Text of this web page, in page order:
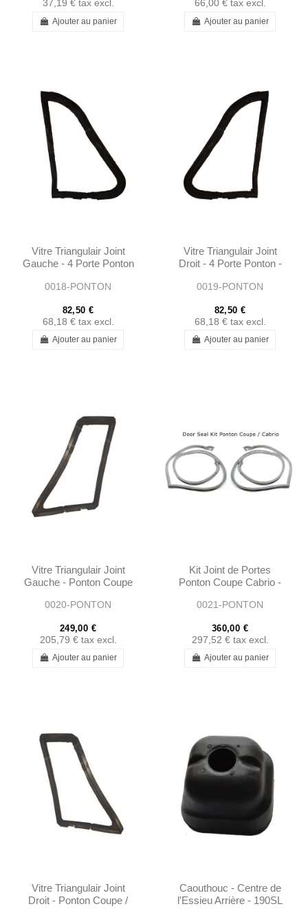
37,19 € tax excl.
Ajouter au panier
66,00 € tax excl.
Ajouter au panier
Vitre Triangulair Joint
Gauche - 4 Porte Ponton
0018-PONTON
82,50 €
68,18 € tax excl.
Ajouter au panier
Vitre Triangulair Joint
Droit - 4 Porte Ponton -
0019-PONTON
82,50 €
68,18 € tax excl.
Ajouter au panier
Vitre Triangulair Joint
Gauche - Ponton Coupe
0020-PONTON
249,00 €
205,79 € tax excl.
Ajouter au panier
Kit Joint de Portes
Ponton Coupe Cabrio -
0021-PONTON
360,00 €
297,52 € tax excl.
Ajouter au panier
Vitre Triangulair Joint
Droit - Ponton Coupe /
Caouthouc - Centre de
l'Essieu Arrière - 190SL